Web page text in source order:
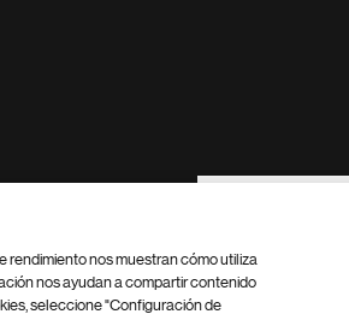
Footer Site Search
rendimiento nos muestran cómo utiliza
nos ayudan a compartir contenido
seleccione "Configuración de